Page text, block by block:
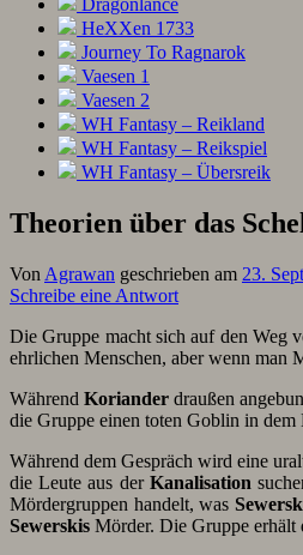
Dragonlance
HeXXen 1733
Journey To Ragnarok
Vaesen 1
Vaesen 2
WH Fantasy – Reikland
WH Fantasy – Reikspiel
WH Fantasy – Übersreik
Theorien über das
Von Agrawan geschrieben am 23.
Schreibe eine Antwort
Die Gruppe macht sich auf den Weg
ehrlichen Menschen, aber wenn man
WährendKoriander draußen
die Gruppe einen toten Goblin in dem
Während dem Gespräch wird eine
die Leute aus der Kanalisation
Mördergruppen handelt, was
Sewerskis Mörder. Die Gruppe erhält